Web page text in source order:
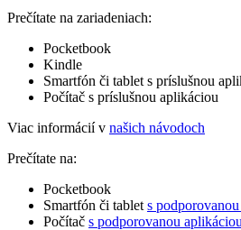
Prečítate na zariadeniach:
Pocketbook
Kindle
Smartfón či tablet s príslušnou
Počítač s príslušnou aplikáciou
Viac informácií v našich návodoch
Prečítate na:
Pocketbook
Smartfón či tablet s
Počítač s podporovanou aplikáciou